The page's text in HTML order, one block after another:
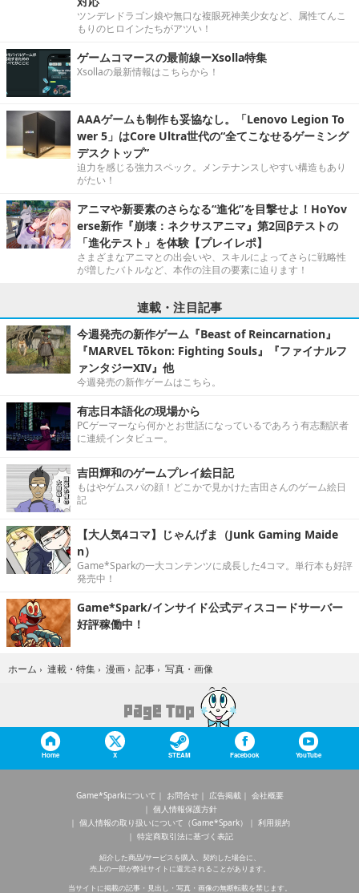
ツンデレドラゴン娘や無口な複眼死神美少女など、属性てんこ
もりのヒロインたちがアツい！
ゲームコマースの最前線ーXsolla特集
Xsollaの最新情報はこちらから！
AAAゲームも制作も妥協なし。「Lenovo Legion To
wer 5」はCore Ultra世代の“全てこなせるゲーミング
デスクトップ”
迫力を感じる強力スペック。メンテナンスしやすい構造もあり
がたい！
アニマや新要素のさらなる“進化”を目撃せよ！HoYov
erse新作『崩壊：ネクサスアニマ』第2回βテストの
「進化テスト」を体験【プレイレポ】
さまざまなアニマとの出会いや、スキルによってさらに戦略性
が増したバトルなど、本作の注目の要素に迫ります！
連載・注目記事
今週発売の新作ゲーム『Beast of Reincarnation』
『MARVEL Tōkon: Fighting Souls』『ファイナルフ
ァンタジーXIV』他
今週発売の新作ゲームはこちら。
有志日本語化の現場から
PCゲーマーなら何かとお世話になっているであろう有志翻訳者
に連続インタビュー。
吉田輝和のゲームプレイ絵日記
もはやゲムスパの顔！どこかで見かけた吉田さんのゲーム絵日
記
【大人気4コマ】じゃんげま（Junk Gaming Maide
n）
Game*Sparkの一大コンテンツに成長した4コマ。単行本も好評
発売中！
Game*Spark/インサイド公式ディスコードサーバー
好評稼働中！
ホーム › 連載・特集 › 漫画 › 記事 › 写真・画像
Home X STEAM Facebook YouTube
Game*Sparkについて お問合せ 広告掲載
会社概要
個人情報保護方針
個人情報の取り扱いについて（Game*Spark）
利用規約
特定商取引法に基づく表記
紹介した商品/サービスを購入、契約した場合に、
売上の一部が弊社サイトに還元されることがあります。
当サイトに掲載の記事・見出し・写真・画像の無断転載を禁じます。